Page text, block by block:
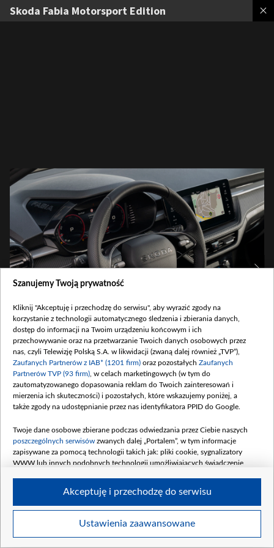
Skoda Fabia Motorsport Edition
260511_skoda_auto_releases_limited_fabia_motorsport_edition-4_891db077-
1920x1280.jpg
1
Szczegóły
Szanujemy Twoją prywatność
Kliknij "Akceptuję i przechodzę do serwisu", aby wyrazić zgody na
korzystanie z technologii automatycznego śledzenia i zbierania danych,
dostęp do informacji na Twoim urządzeniu końcowym i ich
przechowywanie oraz na przetwarzanie Twoich danych osobowych przez
nas, czyli Telewizję Polską S.A. w likwidacji (zwaną dalej również „TVP”),
Zaufanych Partnerów z IAB* (1201 firm) oraz pozostałych Zaufanych
Partnerów TVP (93 firm) , w celach marketingowych (w tym do
zautomatyzowanego dopasowania reklam do Twoich zainteresowań i
mierzenia ich skuteczności) i pozostałych, które wskazujemy poniżej, a
także zgody na udostępnianie przez nas identyfikatora PPID do Google.
Twoje dane osobowe zbierane podczas odwiedzania przez Ciebie naszych
poszczególnych serwisów zwanych dalej „Portalem”, w tym informacje
zapisywane za pomocą technologii takich jak: pliki cookie, sygnalizatory
WWW lub innych podobnych technologii umożliwiających świadczenie
Twoje dane osobowe zbierane podczas odwiedzania przez Ciebie
Ustawienia zaawansowane
Akceptuję i przechodzę do serwisu